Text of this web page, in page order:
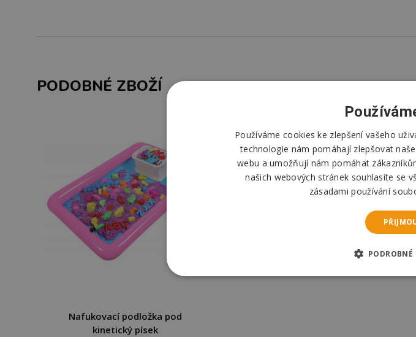
PODOBNÉ ZBOŽÍ
Nafukovací podložka pod
kinetický písek
Používáme cookies ke zlepšení vašeho
technologie nám pomáhají zlepšovat
webu a umožňují nám pomáhat
našich webových stránek souhlasíte se
zásadami používání
PODROBNÉ